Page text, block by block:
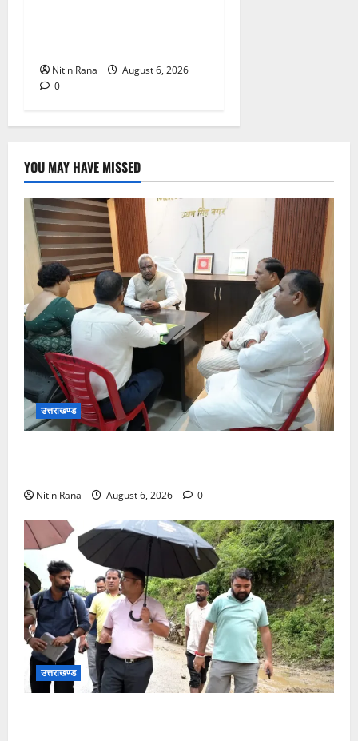
Nitin Rana
August 6, 2026
0
YOU MAY HAVE MISSED
उत्तराखण्ड
Nitin Rana August 6, 2026 0
उत्तराखण्ड